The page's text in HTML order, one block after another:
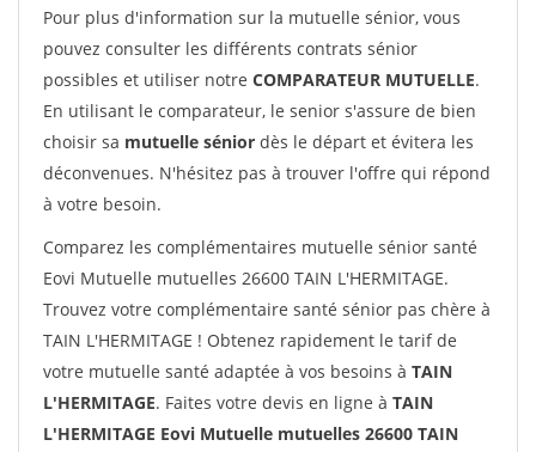
Pour plus d'information sur la mutuelle sénior, vous
pouvez consulter les différents contrats sénior
possibles et utiliser notre COMPARATEUR MUTUELLE.
En utilisant le comparateur, le senior s'assure de bien
choisir sa mutuelle sénior dès le départ et évitera les
déconvenues. N'hésitez pas à trouver l'offre qui répond
à votre besoin.
Comparez les complémentaires mutuelle sénior santé
Eovi Mutuelle mutuelles 26600 TAIN L'HERMITAGE.
Trouvez votre complémentaire santé sénior pas chère à
TAIN L'HERMITAGE ! Obtenez rapidement le tarif de
votre mutuelle santé adaptée à vos besoins à TAIN
L'HERMITAGE. Faites votre devis en ligne à TAIN
L'HERMITAGE Eovi Mutuelle mutuelles 26600 TAIN